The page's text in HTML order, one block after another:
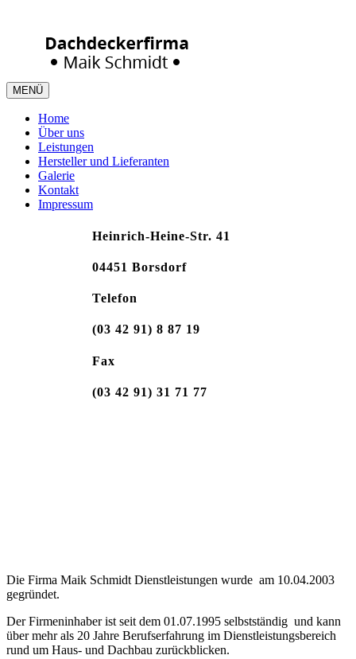
MENÜ
Home
Über uns
Leistungen
Hersteller und Lieferanten
Galerie
Kontakt
Impressum
Heinrich-Heine-Str. 41
04451 Borsdorf
Telefon
(03 42 91) 8 87 19
Fax
(03 42 91) 31 71 77
Die Firma Maik Schmidt Dienstleistungen wurde am 10.04.2003
gegründet.
Der Firmeninhaber ist seit dem 01.07.1995 selbstständig und kann
über mehr als 20 Jahre Berufserfahrung im Dienstleistungsbereich
rund um Haus- und Dachbau zurückblicken.